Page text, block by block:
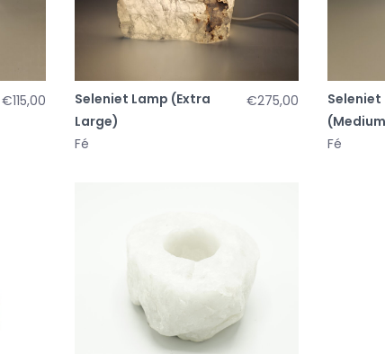
€115,00
Seleniet Lamp (Extra
Large)
Fé
€275,00
Seleniet
Fé